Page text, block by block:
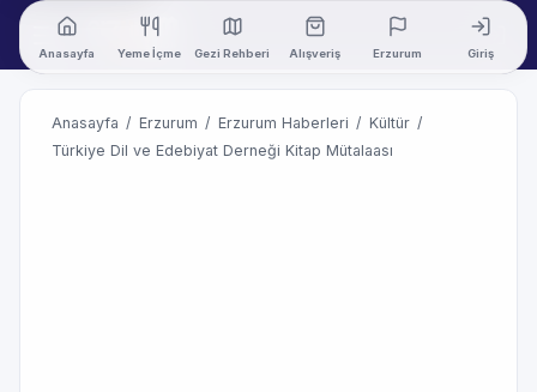
Anasayfa Yeme İçme Gezi Rehberi Alışveriş Erzurum Giriş
Anasayfa / Erzurum / Erzurum Haberleri / Kültür /
Türkiye Dil ve Edebiyat Derneği Kitap Mütalaası